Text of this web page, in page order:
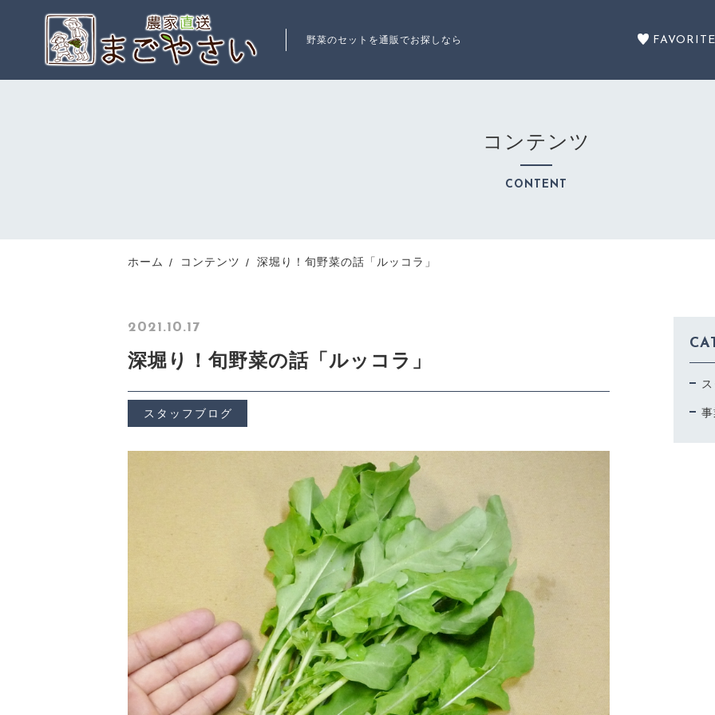
野菜のセットを通販でお探しなら FAVORITE
セール商品
新着商品 カテゴリーから探す
最近チェックした商品
お問い合わせ
CONTACT
プライバシーポリシー 特定商取引法に基づく表記
コンテンツ
CONTENT
ホーム コンテンツ 深堀り！旬野菜の話「ルッコラ」
2021.10.17
深堀り！旬野菜の話「ルッコラ」
スタッフブログ